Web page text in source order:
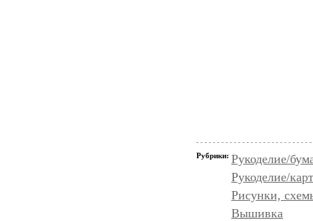
Рубрики: Рукоделие/
Рукоделие/
Рисунки,
Вышивка